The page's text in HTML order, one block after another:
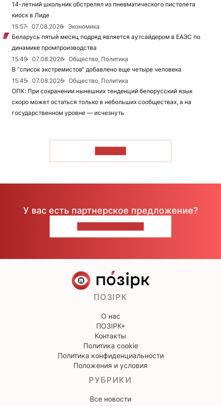
14-летний школьник обстрелял из пневматического пистолета
киоск в Лиде
15:57
07.08.2026
Экономика
Беларусь пятый месяц подряд является аутсайдером в ЕАЭС по
динамике промпроизводства
15:49
07.08.2026
Общество, Политика
В “список экстремистов“ добавлено еще четыре человека
15:45
07.08.2026
Общество, Политика
ОПК: При сохранении нынешних тенденций белорусский язык
скоро может остаться только в небольших сообществах, а на
государственном уровне — исчезнуть
У вас есть партнерское предложение?
ПОЗІРК
О нас
ПОЗІРК+
Контакты
Политика cookie
Политика конфиденциальности
Положения и условия
РУБРИКИ
Все новости